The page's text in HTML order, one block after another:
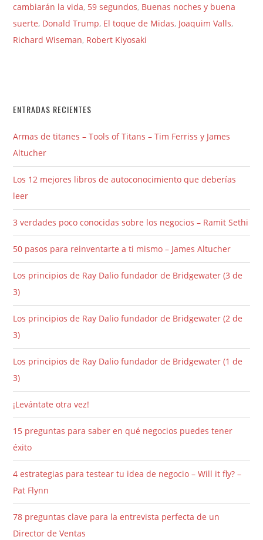
cambiarán la vida, 59 segundos, Buenas noches y buena
suerte, Donald Trump, El toque de Midas, Joaquim Valls,
Richard Wiseman, Robert Kiyosaki
ENTRADAS RECIENTES
Armas de titanes – Tools of Titans – Tim Ferriss y James
Altucher
Los 12 mejores libros de autoconocimiento que deberías
leer
3 verdades poco conocidas sobre los negocios – Ramit Sethi
50 pasos para reinventarte a ti mismo – James Altucher
Los principios de Ray Dalio fundador de Bridgewater (3 de
3)
Los principios de Ray Dalio fundador de Bridgewater (2 de
3)
Los principios de Ray Dalio fundador de Bridgewater (1 de
3)
¡Levántate otra vez!
15 preguntas para saber en qué negocios puedes tener
éxito
4 estrategias para testear tu idea de negocio – Will it fly? –
Pat Flynn
78 preguntas clave para la entrevista perfecta de un
Director de Ventas